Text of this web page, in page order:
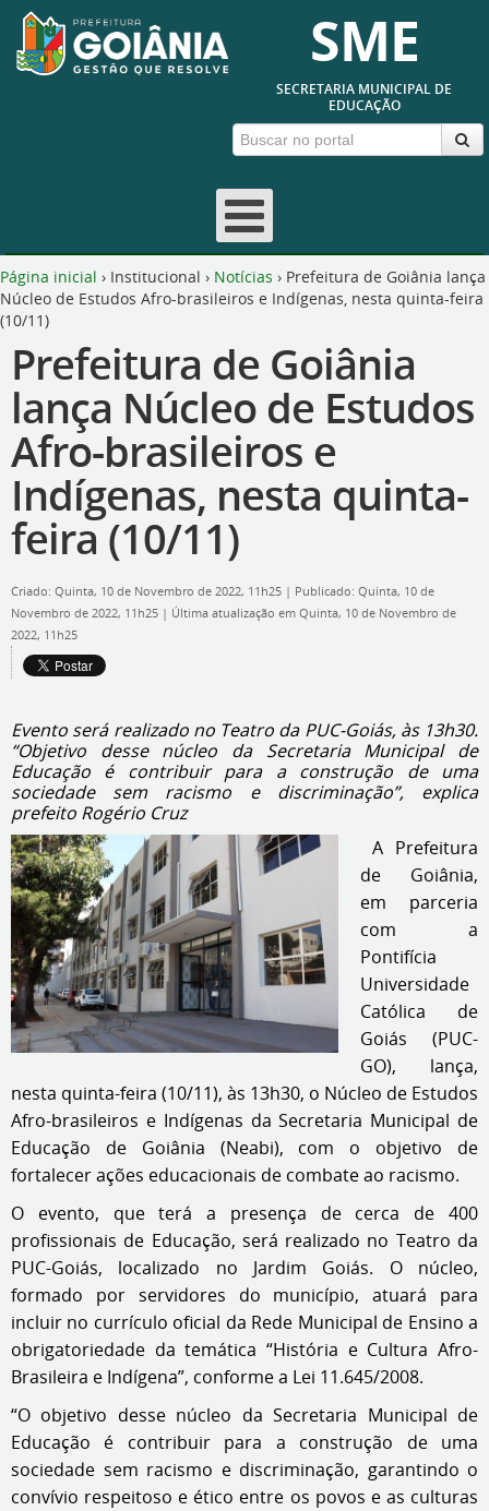
SME
SECRETARIA MUNICIPAL DE
EDUCAÇÃO
Página inicial › Institucional › Notícias › Prefeitura de Goiânia lança
Núcleo de Estudos Afro-brasileiros e Indígenas, nesta quinta-feira
(10/11)
Prefeitura de Goiânia
lança Núcleo de Estudos
Afro-brasileiros e
Indígenas, nesta quinta-
feira (10/11)
Criado: Quinta, 10 de Novembro de 2022, 11h25 | Publicado: Quinta, 10 de
Novembro de 2022, 11h25 | Última atualização em Quinta, 10 de Novembro de
2022, 11h25
Evento será realizado no Teatro da PUC-Goiás, às 13h30.
“Objetivo desse núcleo da Secretaria Municipal de
Educação é contribuir para a construção de uma
sociedade sem racismo e discriminação”, explica
prefeito Rogério Cruz
A Prefeitura
de Goiânia,
em parceria
com a
Pontifícia
Universidade
Católica de
Goiás (PUC-
GO), lança,
nesta quinta-feira (10/11), às 13h30, o Núcleo de Estudos
Afro-brasileiros e Indígenas da Secretaria Municipal de
Educação de Goiânia (Neabi), com o objetivo de
fortalecer ações educacionais de combate ao racismo.
O evento, que terá a presença de cerca de 400
profissionais de Educação, será realizado no Teatro da
PUC-Goiás, localizado no Jardim Goiás. O núcleo,
formado por servidores do município, atuará para
incluir no currículo oficial da Rede Municipal de Ensino a
obrigatoriedade da temática “História e Cultura Afro-
Brasileira e Indígena”, conforme a Lei 11.645/2008.
“O objetivo desse núcleo da Secretaria Municipal de
Educação é contribuir para a construção de uma
sociedade sem racismo e discriminação, garantindo o
convívio respeitoso e ético entre os povos e as culturas